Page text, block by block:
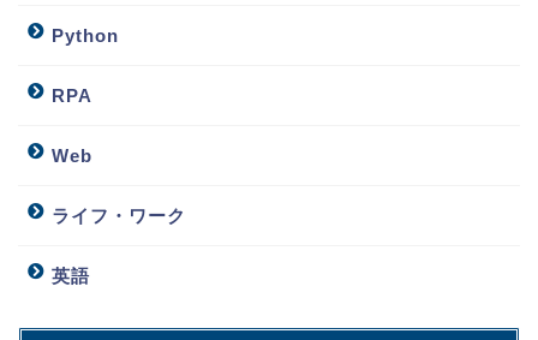
Python
RPA
Web
ライフ・ワーク
英語